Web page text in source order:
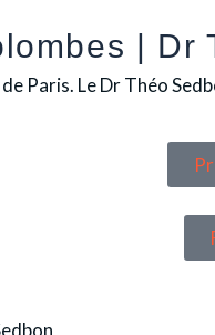
| Dr
Paris. Le Dr Théo